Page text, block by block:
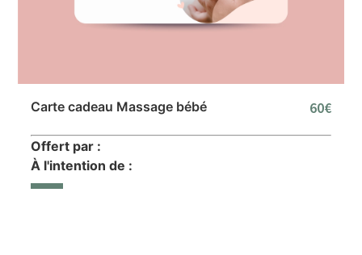
Carte cadeau Massage bébé 60€
Offert par :
À l'intention de :